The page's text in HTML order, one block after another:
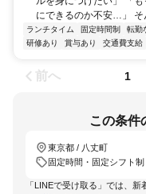
にできるのか不安…」 そ
ランチタイム 固定時間制 転勤
研修あり
賞与あり 交通費支給
前へ 1
この条件
東京都 / 八丈町
固定時間・固定シフト制
「LINEで受け取る」では、